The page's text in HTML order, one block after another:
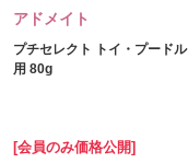
アドメイト
プチセレクト トイ・プードル
用 80g
[会員のみ価格公開]